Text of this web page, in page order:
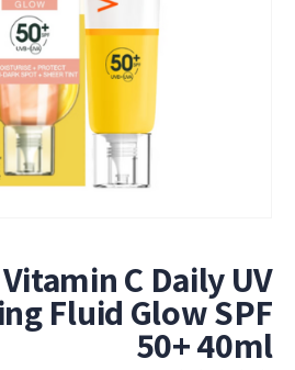
C Daily UV
Fluid Glow SPF
50+ 40ml